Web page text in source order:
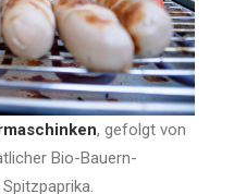
, gefolgt von
Bio-Bauern-